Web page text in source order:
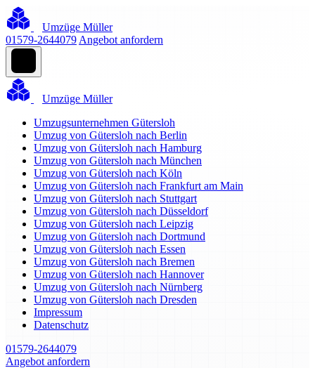
Umzüge Müller
01579-2644079 Angebot anfordern
Umzüge Müller
Umzugsunternehmen Gütersloh
Umzug von Gütersloh nach Berlin
Umzug von Gütersloh nach Hamburg
Umzug von Gütersloh nach München
Umzug von Gütersloh nach Köln
Umzug von Gütersloh nach Frankfurt am Main
Umzug von Gütersloh nach Stuttgart
Umzug von Gütersloh nach Düsseldorf
Umzug von Gütersloh nach Leipzig
Umzug von Gütersloh nach Dortmund
Umzug von Gütersloh nach Essen
Umzug von Gütersloh nach Bremen
Umzug von Gütersloh nach Hannover
Umzug von Gütersloh nach Nürnberg
Umzug von Gütersloh nach Dresden
Impressum
Datenschutz
01579-2644079
Angebot anfordern